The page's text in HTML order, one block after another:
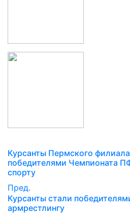
Курсанты Пермского
победителями Чемпионата
спорту
Пред.
Курсанты стали
армрестлингу